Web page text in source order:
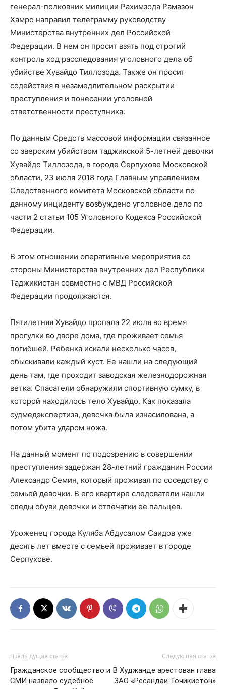
генерал-полковник милиции Рахимзода Рамазон
Хамро направил телеграмму руководству
Министерства внутренних дел Российской
Федерации. В нем он просит взять под строгий
контроль ход расследования уголовного дела об
убийстве Хувайдо Тиллозода. Также он просит
содействия в незамедлительном раскрытии
преступления и понесении уголовной
ответственности преступника.
По данным Средств массовой информации связанное
со зверским убийством таджикской 5-летней девочки
Хувайдо Тиллозода, в городе Серпухове Московской
области, 23 июля 2018 года Главным управлением
Следственного комитета Московской области по
данному инциденту возбуждено уголовное дело по
части 2 статьи 105 Уголовного Кодекса Российской
Федерации.
В этом отношении оперативные мероприятия со
стороны Министерства внутренних дел Республики
Таджикистан совместно с МВД Российской
Федерации продолжаются.
Пятилетняя Хувайдо пропала 22 июля во время
прогулки во дворе дома, где проживает семья
погибшей. Ребенка искали несколько часов,
обыскивали каждый куст. Ее нашли на следующий
день там, где проходит заводская железнодорожная
ветка. Спасатели обнаружили спортивную сумку, в
которой находилось тело Хувайдо. Как показала
судмедэкспертиза, девочка была изнасилована, а
потом убита ударом ножа.
На данный момент по подозрению в совершении
преступления задержан 28-летний гражданин России
Александр Семин, который проживал по соседству с
семьей девочки. В его квартире следователи нашли
следы обуви девочки и отпечатки ее пальцев.
Уроженец города Куляба Абдусалом Саидов уже
десять лет вместе с семьей проживает в городе
Серпухове.
Предыдущая статья
Гражданское сообщество и
СМИ назвало судебное
Следующая статья
В Худжанде арестован глава
ЗАО «Ресандаи Точикистон»